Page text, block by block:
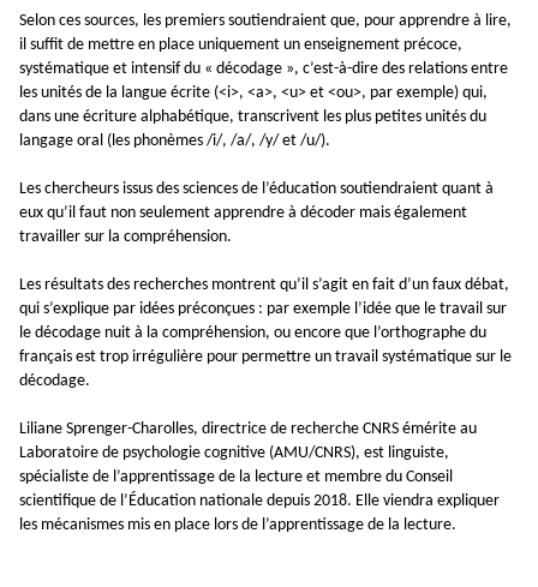
Selon ces sources, les premiers soutiendraient que, pour apprendre à lire,
il suffit de mettre en place uniquement un enseignement précoce,
systématique et intensif du « décodage », c’est-à-dire des relations entre
les unités de la langue écrite (<i>, <a>, <u> et <ou>, par exemple) qui,
dans une écriture alphabétique, transcrivent les plus petites unités du
langage oral (les phonèmes /i/, /a/, /y/ et /u/).
Les chercheurs issus des sciences de l’éducation soutiendraient quant à
eux qu’il faut non seulement apprendre à décoder mais également
travailler sur la compréhension.
Les résultats des recherches montrent qu’il s’agit en fait d’un faux débat,
qui s’explique par idées préconçues : par exemple l’idée que le travail sur
le décodage nuit à la compréhension, ou encore que l’orthographe du
français est trop irrégulière pour permettre un travail systématique sur le
décodage.
Liliane Sprenger-Charolles, directrice de recherche CNRS émérite au
Laboratoire de psychologie cognitive (AMU/CNRS), est linguiste,
spécialiste de l’apprentissage de la lecture et membre du Conseil
scientifique de l’Éducation nationale depuis 2018. Elle viendra expliquer
les mécanismes mis en place lors de l’apprentissage de la lecture.